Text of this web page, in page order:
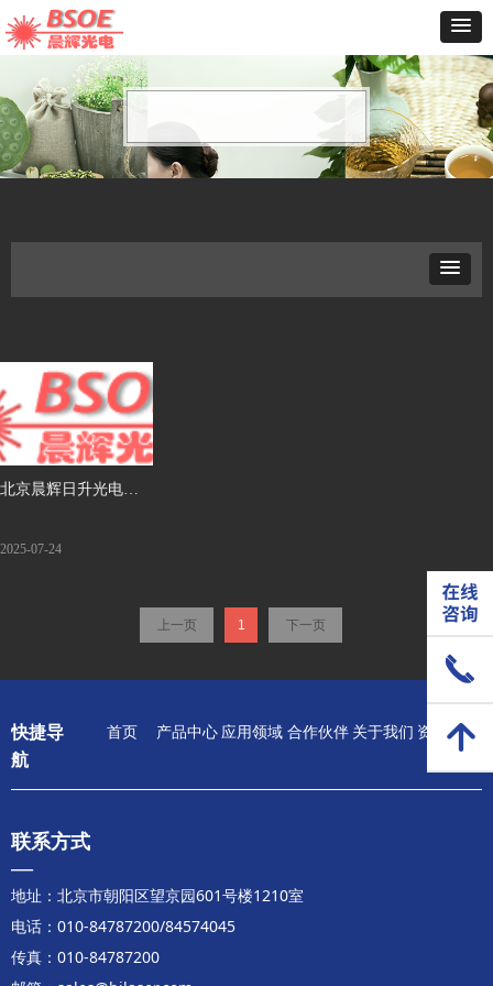
끅
녕
北京晨辉日升光电有
2025-07-24
上一页 1 下一页
快捷导
航
首页 产品中心 应用领域 合作伙伴 关于我们 资料下载
联系方式
—
地址：北京市朝阳区望京园601号楼1210室
电话：010-84787200/84574045
传真：010-84787200